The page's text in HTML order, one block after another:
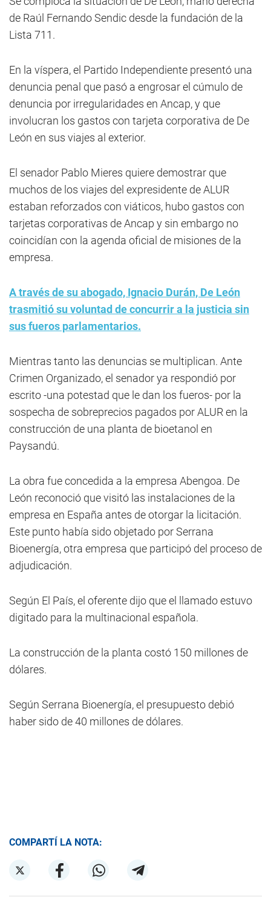
de Raúl Fernando Sendic desde la fundación de la
Lista 711.
En la víspera, el Partido Independiente presentó una
denuncia penal que pasó a engrosar el cúmulo de
denuncia por irregularidades en Ancap, y que
involucran los gastos con tarjeta corporativa de De
León en sus viajes al exterior.
El senador Pablo Mieres quiere demostrar que
muchos de los viajes del expresidente de ALUR
estaban reforzados con viáticos, hubo gastos con
tarjetas corporativas de Ancap y sin embargo no
coincidían con la agenda oficial de misiones de la
empresa.
A través de su abogado, Ignacio Durán, De León
trasmitió su voluntad de concurrir a la justicia sin
sus fueros parlamentarios.
Mientras tanto las denuncias se multiplican. Ante
Crimen Organizado, el senador ya respondió por
escrito -una potestad que le dan los fueros- por la
sospecha de sobreprecios pagados por ALUR en la
construcción de una planta de bioetanol en
Paysandú.
La obra fue concedida a la empresa Abengoa. De
León reconoció que visitó las instalaciones de la
empresa en España antes de otorgar la licitación.
Este punto había sido objetado por Serrana
Bioenergía, otra empresa que participó del proceso de
adjudicación.
Según El País, el oferente dijo que el llamado estuvo
digitado para la multinacional española.
La construcción de la planta costó 150 millones de
dólares.
Según Serrana Bioenergía, el presupuesto debió
haber sido de 40 millones de dólares.
COMPARTÍ LA NOTA: